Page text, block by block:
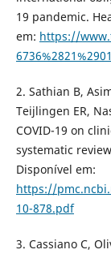
19 pandemic.
em: https://
2. Sathian B,
Teijlingen ER,
COVID-19 on
systematic
Disponível em:
https://
10-878.pdf
3. Cassiano C,